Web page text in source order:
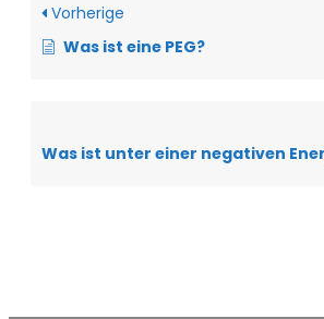
Vorherige
Was ist eine PEG?